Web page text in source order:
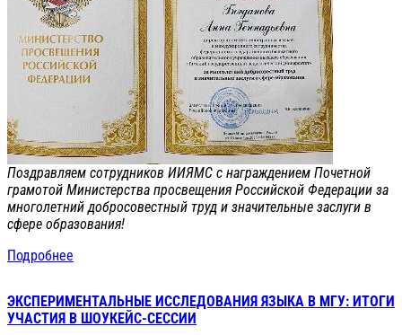
Поздравляем сотрудников ИИЯМС с награждением Почетной
грамотой Министерства просвещения Российской Федерации за
многолетний добросовестный труд и значительные заслуги в
сфере образования!
Подробнее
ЭКСПЕРИМЕНТАЛЬНЫЕ ИССЛЕДОВАНИЯ ЯЗЫКА В МГУ: ИТОГИ
УЧАСТИЯ В ШОУКЕЙС-СЕССИИ